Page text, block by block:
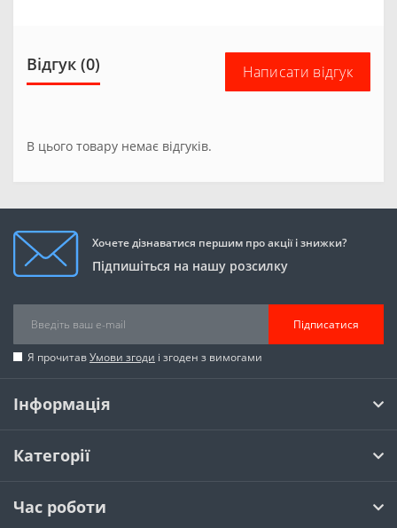
Відгук (0) Написати відгук
В цього товару немає відгуків.
Хочете дізнаватися першим про акції і знижки?
Підпишіться на нашу розсилку
Підписатися
Я прочитавУмови згоди і згоден з вимогами
Інформація
Категорії
Час роботи